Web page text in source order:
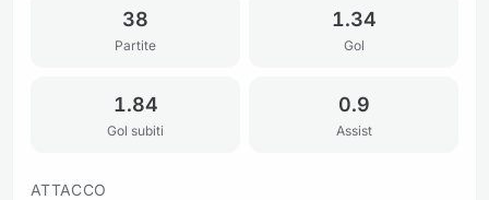
38
Partite
1.34
Gol
1.84
Gol subiti
0.9
Assist
ATTACCO